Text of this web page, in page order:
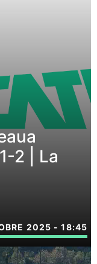
2 | La
2025 - 18:45